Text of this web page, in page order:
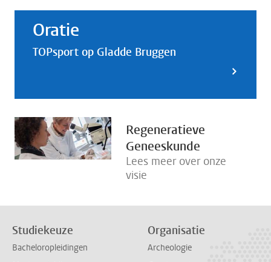
Oratie
TOPsport op Gladde Bruggen
Regeneratieve
Geneeskunde
Lees meer over onze
visie
Studiekeuze
Bacheloropleidingen
Organisatie
Archeologie